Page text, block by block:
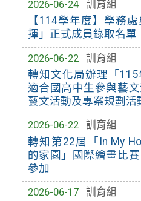
2026-06-24
訓育組
【114學年度】學務
揮」正式成員錄取名單
2026-06-22
訓育組
轉知文化局辦理「
適合國高中生參與藝
藝文活動及專案規劃活
2026-06-22
訓育組
轉知第22屆「In My
的家園」國際繪畫比
參加
2026-06-17
訓育組